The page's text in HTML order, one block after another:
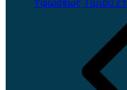
Υψώσεως Τιμίου